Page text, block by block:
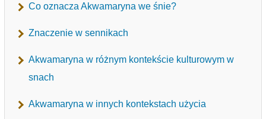
Co oznacza Akwamaryna we śnie?
Znaczenie w sennikach
Akwamaryna w różnym kontekście kulturowym w
snach
Akwamaryna w innych kontekstach użycia